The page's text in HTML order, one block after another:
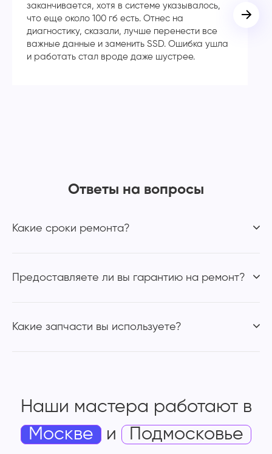
заканчивается, хотя в системе указывалось,
что еще около 100 гб есть. Отнес на
диагностику, сказали, лучше перенести все
важные данные и заменить SSD. Ошибка ушла
и работать стал вроде даже шустрее.
Ответы на вопросы
Какие сроки ремонта?
Предоставляете ли вы гарантию на ремонт?
Какие запчасти вы используете?
Наши мастера работают в
Москве
и Подмосковье